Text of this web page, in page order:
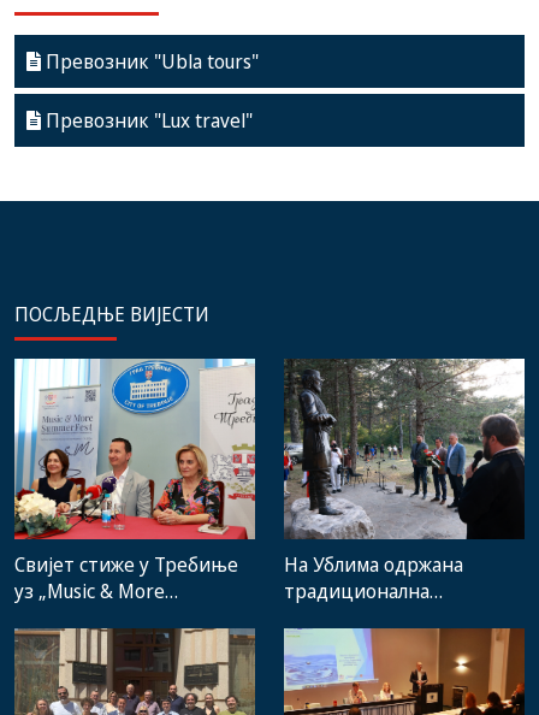
Превозник "Ubla tours"
Превозник "Lux travel"
ПОСЉЕДЊЕ ВИЈЕСТИ
Свијет стиже у Требиње
уз „Music & More
На Ублима одржана
традиционална
убла 2026“